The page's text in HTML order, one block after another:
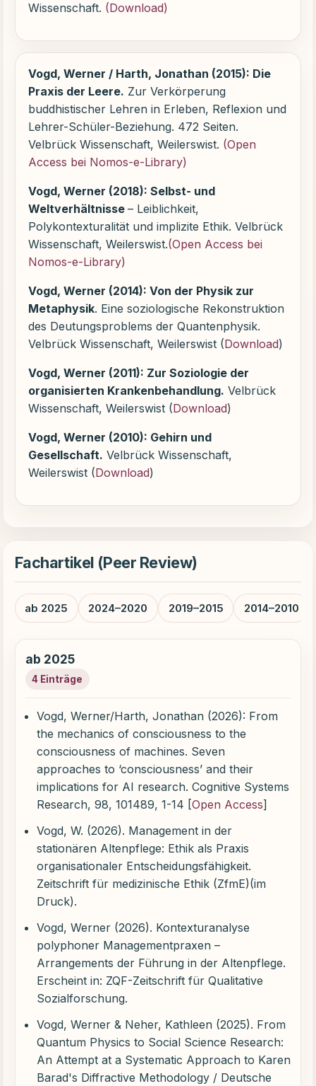
Wissenschaft. (Download)
Vogd, Werner / Harth, Jonathan (2015): Die
Praxis der Leere. Zur Verkörperung
buddhistischer Lehren in Erleben, Reflexion und
Lehrer-Schüler-Beziehung. 472 Seiten.
Velbrück Wissenschaft, Weilerswist. (Open
Access bei Nomos-e-Library)
Vogd, Werner (2018): Selbst- und
Weltverhältnisse – Leiblichkeit,
Polykontexturalität und implizite Ethik. Velbrück
Wissenschaft, Weilerswist.(Open Access bei
Nomos-e-Library)
Vogd, Werner (2014): Von der Physik zur
Metaphysik. Eine soziologische Rekonstruktion
des Deutungsproblems der Quantenphysik.
Velbrück Wissenschaft, Weilerswist (Download)
Vogd, Werner (2011): Zur Soziologie der
organisierten Krankenbehandlung. Velbrück
Wissenschaft, Weilerswist (Download)
Vogd, Werner (2010): Gehirn und
Gesellschaft. Velbrück Wissenschaft,
Weilerswist (Download)
Fachartikel (Peer Review)
ab 2025 2024–2020 2019–2015 2014–2010
ab 2025
4 Einträge
Vogd, Werner/Harth, Jonathan (2026): From
the mechanics of consciousness to the
consciousness of machines. Seven
approaches to ‘consciousness’ and their
implications for AI research. Cognitive Systems
Research, 98, 101489, 1-14 [Open Access]
Vogd, W. (2026). Management in der
stationären Altenpflege: Ethik als Praxis
organisationaler Entscheidungsfähigkeit.
Zeitschrift für medizinische Ethik (ZfmE)(im
Druck).
Vogd, Werner (2026). Kontexturanalyse
polyphoner Managementpraxen –
Arrangements der Führung in der Altenpflege.
Erscheint in: ZQF-Zeitschrift für Qualitative
Sozialforschung.
Vogd, Werner & Neher, Kathleen (2025). From
Quantum Physics to Social Science Research:
An Attempt at a Systematic Approach to Karen
Barad's Diffractive Methodology / Deutsche